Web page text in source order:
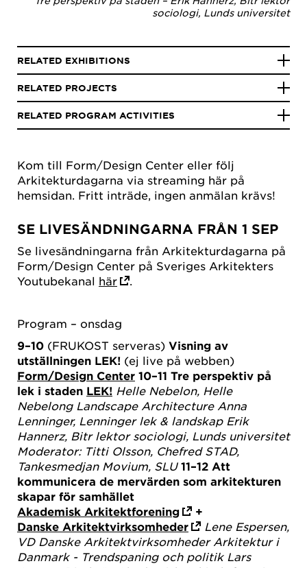
sociologi, Lunds universitet
Kom till Form/Design Center eller följ
Arkitekturdagarna via streaming här på
hemsidan. Fritt inträde, ingen anmälan krävs!
SE LIVESÄNDNINGARNA FRÅN 1 SEP
Se livesändningarna från Arkitekturdagarna på
Form/Design Center på Sveriges Arkitekters
Youtubekanal här
Program – onsdag
9–10 (FRUKOST serveras) Visning av
utställningen LEK! (ej live på webben)
Form/Design Center 10–11 Tre perspektiv på
lek i staden LEK! Helle Nebelon, Helle
Nebelong Landscape Architecture Anna
Lenninger, Lenninger lek & landskap Erik
Hannerz, Bitr lektor sociologi, Lunds universitet
Moderator: Titti Olsson, Chefred STAD,
Tankesmedjan Movium, SLU 11–12 Att
kommunicera de mervärden som arkitekturen
skapar för samhället
Akademisk Arkitektforening
+
Danske Arkitektvirksomheder
Lene Espersen,
VD Danske Arkitektvirksomheder Arkitektur i
Danmark - Trendspaning och politik Lars
RELATED EXHIBITIONS
RELATED PROJECTS
RELATED PROGRAM ACTIVITIES